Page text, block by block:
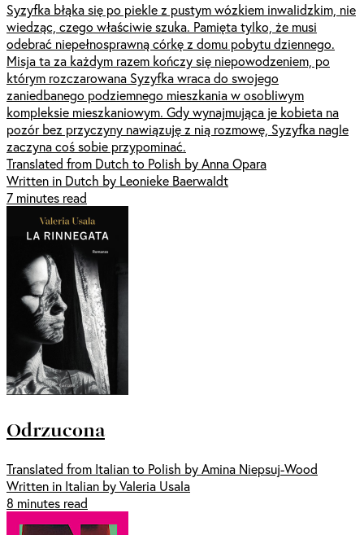
Syzyfka błąka się po piekle z pustym wózkiem inwalidzkim, nie
wiedząc, czego właściwie szuka. Pamięta tylko, że musi
odebrać niepełnosprawną córkę z domu pobytu dziennego.
Misja ta za każdym razem kończy się niepowodzeniem, po
którym rozczarowana Syzyfka wraca do swojego
zaniedbanego podziemnego mieszkania w osobliwym
kompleksie mieszkaniowym. Gdy wynajmująca je kobieta na
pozór bez przyczyny nawiązuję z nią rozmowę, Syzyfka nagle
zaczyna coś sobie przypominać.
Translated from Dutch to Polish by Anna Opara
Written in Dutch by Leonieke Baerwaldt
7 minutes read
Odrzucona
Translated from Italian to Polish by Amina Niepsuj-Wood
Written in Italian by Valeria Usala
8 minutes read